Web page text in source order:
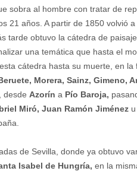
sobra al hombre con tratar de
21 años. A partir de 1850 volvió
tarde obtuvo la cátedra de
una temática que hasta el
cátedra hasta su muerte, en
Morera, Sainz, Gimeno,
, desde Azorín a Pío Baroja,
Miró, Juan Ramón Jiménez u
de Sevilla, donde ya obtuvo
Isabel de Hungría, en la